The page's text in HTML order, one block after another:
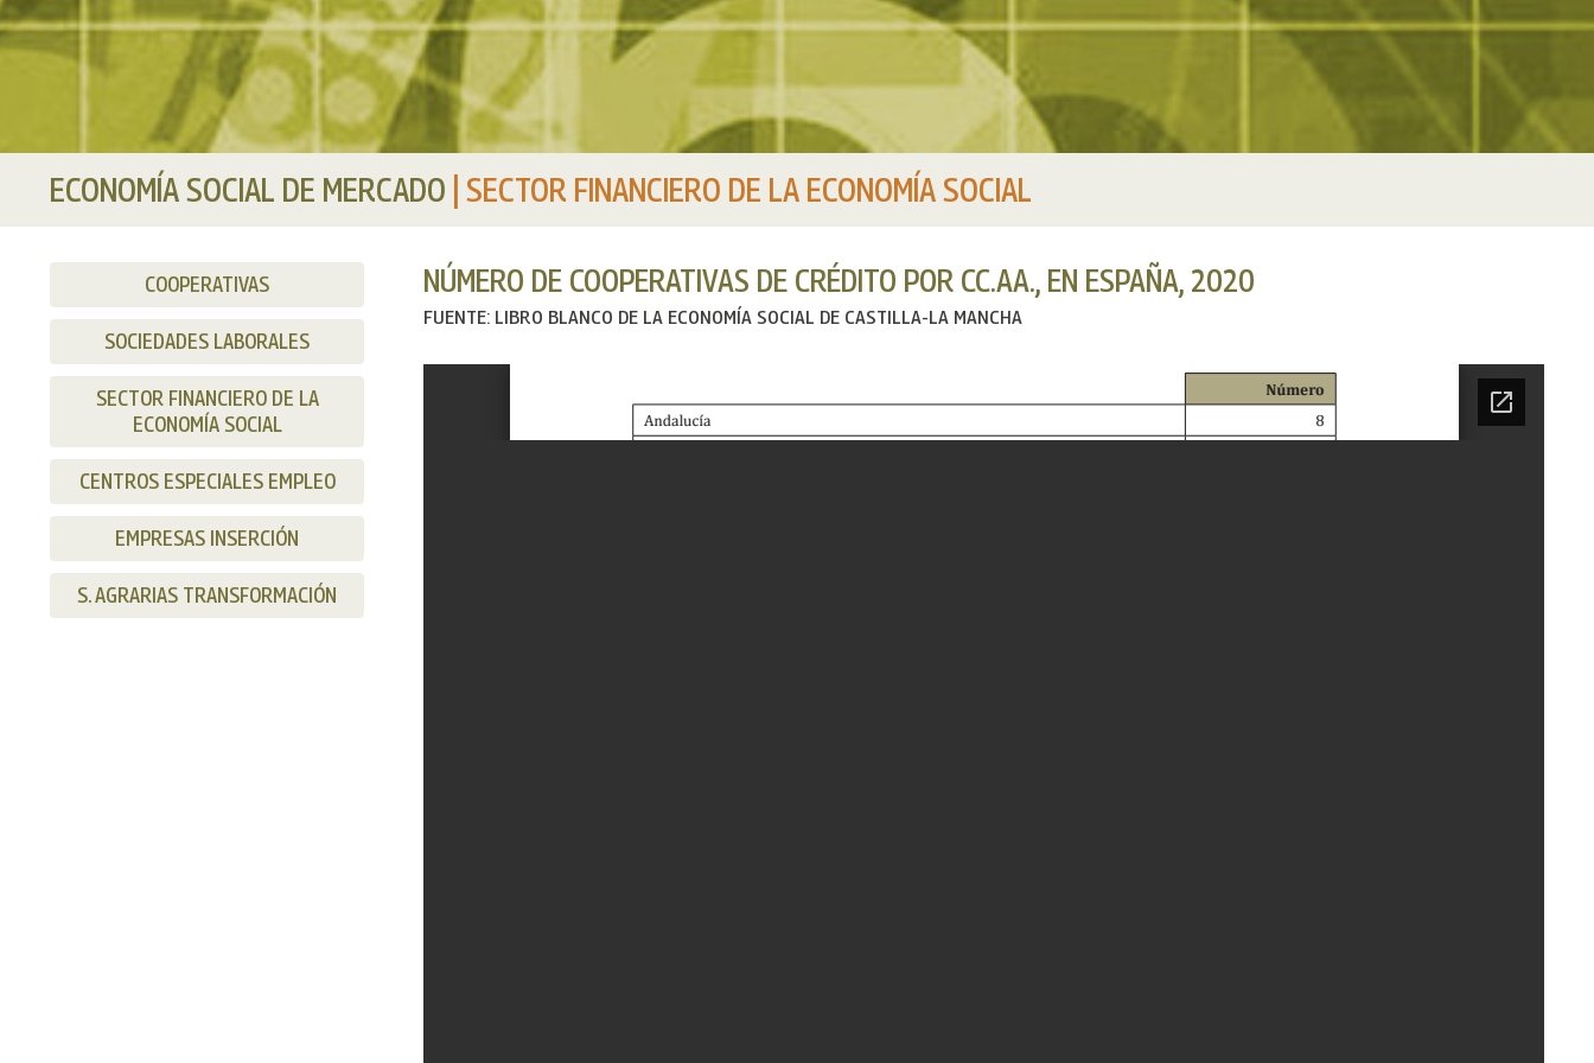
ECONOMÍA SOCIAL DE MERCADO SECTOR FINANCIERO DE LA ECONOMÍA SOCIAL
COOPERATIVAS
SOCIEDADES LABORALES
SECTOR FINANCIERO DE LA
ECONOMÍA SOCIAL
CENTROS ESPECIALES EMPLEO
EMPRESAS INSERCIÓN
S. AGRARIAS TRANSFORMACIÓN
NÚMERO DE COOPERATIVAS DE CRÉDITO POR CC.AA., EN ESPAÑA, 2020
FUENTE: LIBRO BLANCO DE LA ECONOMÍA SOCIAL DE CASTILLA-LA MANCHA